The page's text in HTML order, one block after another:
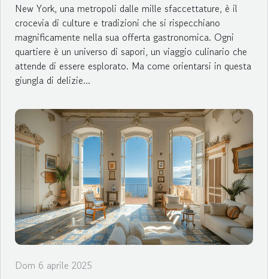
New York, una metropoli dalle mille sfaccettature, è il
crocevia di culture e tradizioni che si rispecchiano
magnificamente nella sua offerta gastronomica. Ogni
quartiere è un universo di sapori, un viaggio culinario che
attende di essere esplorato. Ma come orientarsi in questa
giungla di delizie...
Dom 6 aprile 2025